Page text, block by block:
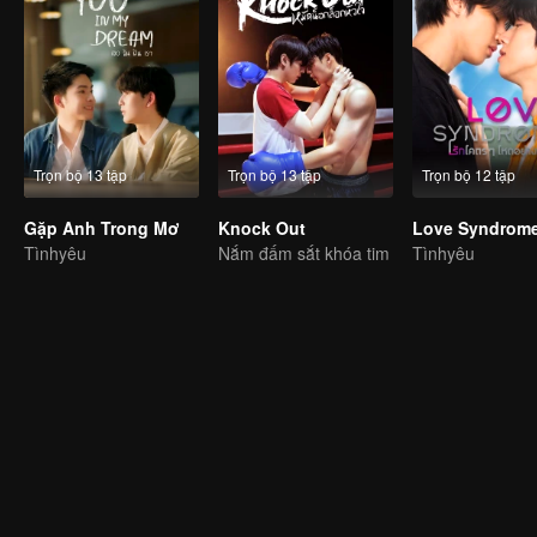
Trọn bộ 13 tập
Gặp Anh Trong Mơ
Tìnhyêu
Trọn bộ 13 tập
Knock Out
Nắm đấm sắt khóa tim
Trọn bộ 12 tập
Love
Tìnhyêu